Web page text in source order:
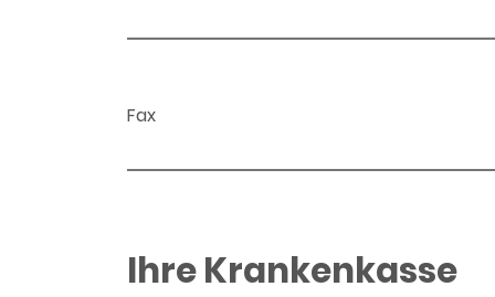
Fax
Ihre Krankenkasse